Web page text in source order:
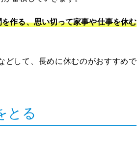
作る、思い切って家事や仕事を休む
どして、長めに休むのがおすすめで
とる